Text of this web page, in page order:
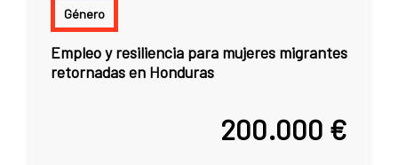
Género
Empleo y resiliencia para mujeres migrantes
retornadas en Honduras
200.000 €